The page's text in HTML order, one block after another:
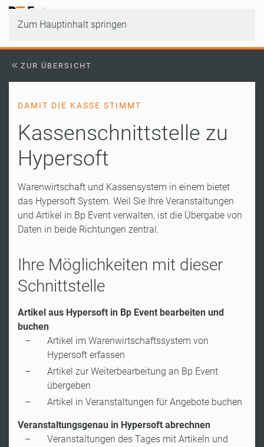
Zum Hauptinhalt springen
ZUR ÜBERSICHT
DAMIT DIE KASSE STIMMT
Kassenschnittstelle zu
Hypersoft
Warenwirtschaft und Kassensystem in einem bietet
das Hypersoft System. Weil Sie Ihre Veranstaltungen
und Artikel in Bp Event verwalten, ist die Übergabe von
Daten in beide Richtungen zentral.
Ihre Möglichkeiten mit dieser
Schnittstelle
Artikel aus Hypersoft in Bp Event bearbeiten und
buchen
Artikel im Warenwirtschaftssystem von
Hypersoft erfassen
Artikel zur Weiterbearbeitung an Bp Event
übergeben
Artikel in Veranstaltungen für Angebote buchen
Veranstaltungsgenau in Hypersoft abrechnen
Veranstaltungen des Tages mit Artikeln und